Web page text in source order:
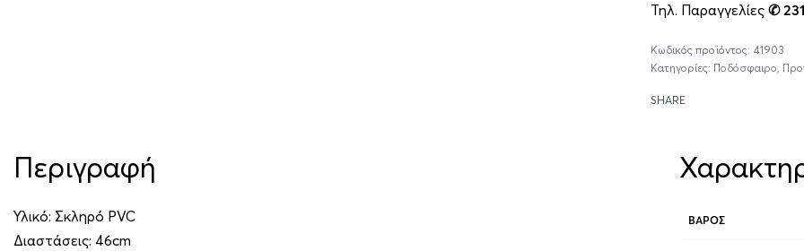
Τηλ. Παραγγελίες ✆
41903
Κατηγορίες: Ποδόσφαιρο,
SHARE
Περιγραφή
Υλικό: Σκληρό PVC
Διαστάσεις: 46cm
ΒΆΡΟΣ